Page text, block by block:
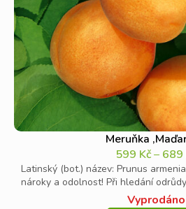
Meruňka
599 Kč– 689
Latinský (bot.) název: Prunus
nároky a odolnost! Při hledání
Vyprodáno